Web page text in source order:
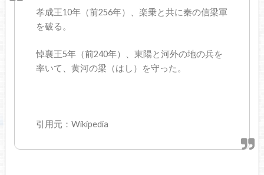
孝成王10年（前256年）、楽乗と共に秦の信梁軍
を破る。
悼襄王5年（前240年）、東陽と河外の地の兵を
率いて、黄河の梁（はし）を守った。
引用元：Wikipedia